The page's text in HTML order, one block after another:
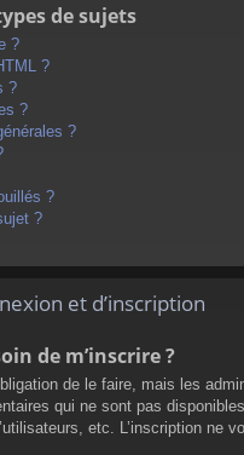
de sujets
?
?
?
?
?
?
?
et d’inscription
de m’inscrire ?
de le faire, mais les
qui ne sont pas
etc. L’inscription